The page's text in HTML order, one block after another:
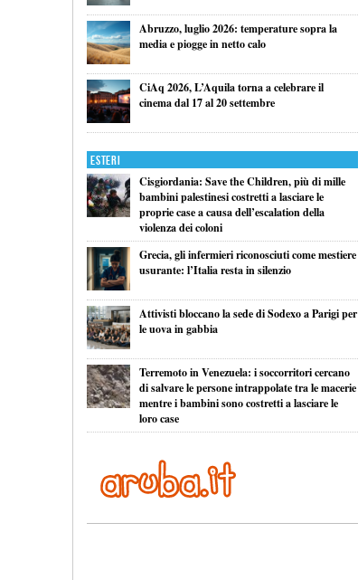
Abruzzo, luglio 2026: temperature sopra la
media e piogge in netto calo
CiAq 2026, L’Aquila torna a celebrare il
cinema dal 17 al 20 settembre
Esteri
Cisgiordania: Save the Children, più di mille
bambini palestinesi costretti a lasciare le
proprie case a causa dell’escalation della
violenza dei coloni
Grecia, gli infermieri riconosciuti come mestiere
usurante: l’Italia resta in silenzio
Attivisti bloccano la sede di Sodexo a Parigi per
le uova in gabbia
Terremoto in Venezuela: i soccorritori cercano
di salvare le persone intrappolate tra le macerie
mentre i bambini sono costretti a lasciare le
loro case